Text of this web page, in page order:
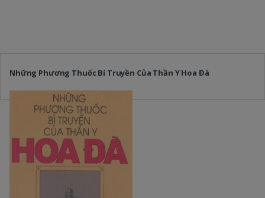
Những Phương Thuốc Bí Truyền Của Thần Y Hoa Đà